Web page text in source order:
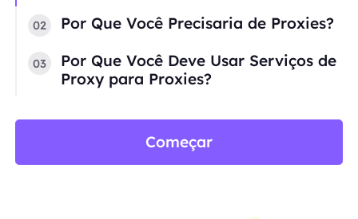
02 Por Que Você Precisaria de Proxies?
03
Por Que Você Deve Usar Serviços de
Proxy para Proxies?
Começar